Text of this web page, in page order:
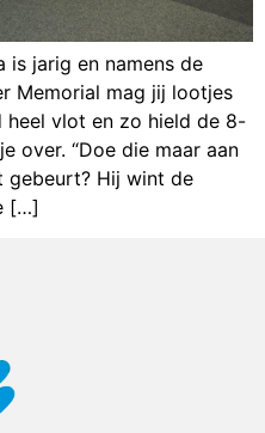
is jarig en namens de
Memorial mag jij lootjes
heel vlot en zo hield de 8-
over. “Doe die maar aan
gebeurt? Hij wint de
[…]